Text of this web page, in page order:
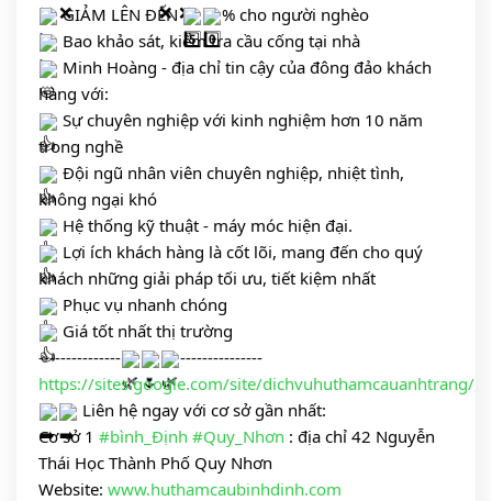
GIẢM LÊN ĐẾN
% cho người nghèo
Bao khảo sát, kiểm tra cầu cống tại nhà
Minh Hoàng - địa chỉ tin cậy của đông đảo khách
hàng với:
Sự chuyên nghiệp với kinh nghiệm hơn 10 năm
trong nghề
Đội ngũ nhân viên chuyên nghiệp, nhiệt tình,
không ngại khó
Hệ thống kỹ thuật - máy móc hiện đại.
Lợi ích khách hàng là cốt lõi, mang đến cho quý
khách những giải pháp tối ưu, tiết kiệm nhất
Phục vụ nhanh chóng
Giá tốt nhất thị trường
---------------
---------------
https://sites.google.com/site/dichvuhuthamcauanhtrang/
Liên hệ ngay với cơ sở gần nhất:
Cơ sở 1 #bình_Định #Quy_Nhơn : địa chỉ 42 Nguyễn
Thái Học Thành Phố Quy Nhơn
Website: www.huthamcaubinhdinh.com